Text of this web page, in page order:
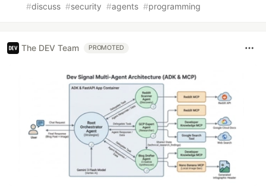
#discuss #security #agents #programming
The DEV Team PROMOTED